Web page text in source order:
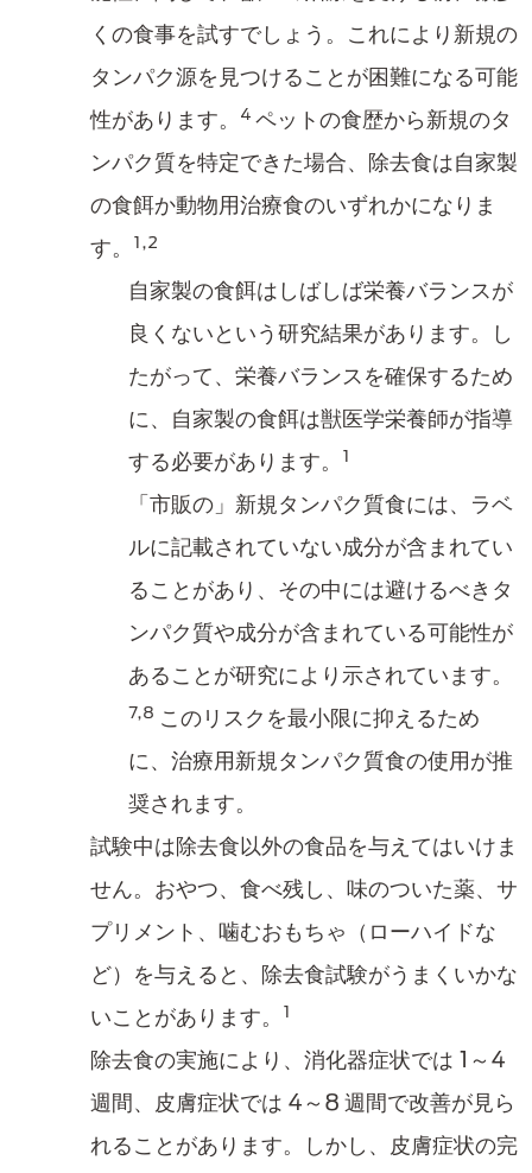
くの食事を試すでしょう。これにより新規の
タンパク源を見つけることが困難になる可能
性があります。
4 ペットの食歴から新規のタ
ンパク質を特定できた場合、除去食は自家製
の食餌か動物用治療食のいずれかになりま
す。
1,2
自家製の食餌はしばしば栄養バランスが
良くないという研究結果があります。し
たがって、栄養バランスを確保するため
に、自家製の食餌は獣医学栄養師が指導
する必要があります。
1
「市販の」新規タンパク質食には、ラベ
ルに記載されていない成分が含まれてい
ることがあり、その中には避けるべきタ
ンパク質や成分が含まれている可能性が
あることが研究により示されています。
7,8 このリスクを最小限に抑えるため
に、治療用新規タンパク質食の使用が推
奨されます。
試験中は除去食以外の食品を与えてはいけま
せん。おやつ、食べ残し、味のついた薬、サ
プリメント、噛むおもちゃ（ローハイドな
ど）を与えると、除去食試験がうまくいかな
いことがあります。
1
除去食の実施により、消化器症状では 1～4
週間、皮膚症状では 4～8 週間で改善が見ら
れることがあります。しかし、皮膚症状の完